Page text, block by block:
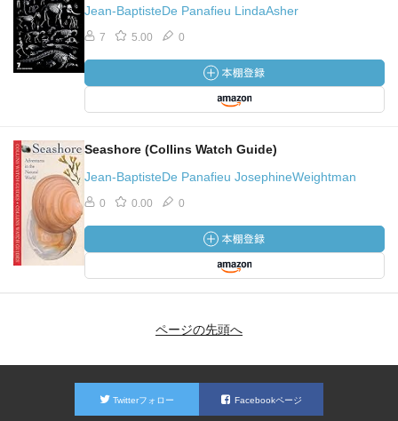
Jean-BaptisteDe Panafieu LindaAsher
7 5.00 0
Seashore (Collins Watch Guide)
Jean-BaptisteDe Panafieu JosephineWeightman
0 0.00 0
ページの先頭へ
Twitterフォロー Facebookページ